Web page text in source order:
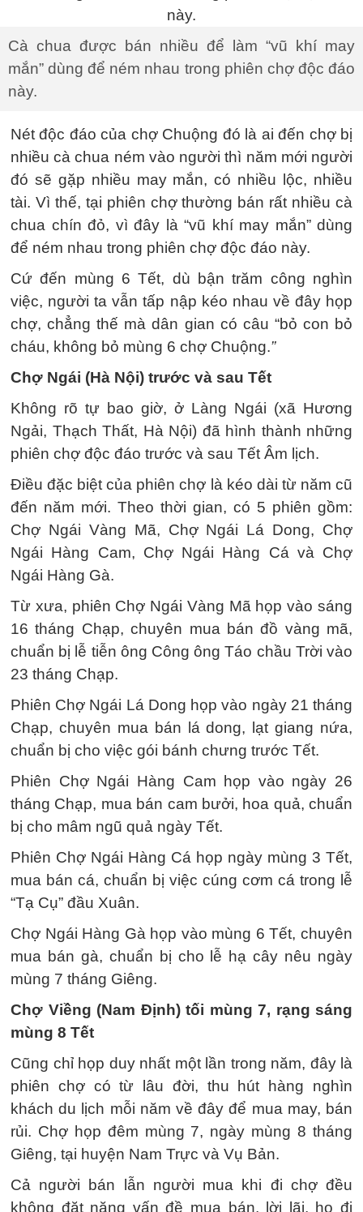
Cà chua được bán nhiều để làm “vũ khí may
mắn” dùng để ném nhau trong phiên chợ độc đáo
này.
Nét độc đáo của chợ Chuộng đó là ai đến chợ bị
nhiều cà chua ném vào người thì năm mới người
đó sẽ gặp nhiều may mắn, có nhiều lộc, nhiều
tài. Vì thế, tại phiên chợ thường bán rất nhiều cà
chua chín đỏ, vì đây là “vũ khí may mắn” dùng
để ném nhau trong phiên chợ độc đáo này.
Cứ đến mùng 6 Tết, dù bận trăm công nghìn
việc, người ta vẫn tấp nập kéo nhau về đây họp
chợ, chẳng thế mà dân gian có câu “bỏ con bỏ
cháu, không bỏ mùng 6 chợ Chuộng.”
Chợ Ngái (Hà Nội) trước và sau Tết
Không rõ tự bao giờ, ở Làng Ngái (xã Hương
Ngải, Thạch Thất, Hà Nội) đã hình thành những
phiên chợ độc đáo trước và sau Tết Âm lịch.
Điều đặc biệt của phiên chợ là kéo dài từ năm cũ
đến năm mới. Theo thời gian, có 5 phiên gồm:
Chợ Ngái Vàng Mã, Chợ Ngái Lá Dong, Chợ
Ngái Hàng Cam, Chợ Ngái Hàng Cá và Chợ
Ngái Hàng Gà.
Từ xưa, phiên Chợ Ngái Vàng Mã họp vào sáng
16 tháng Chạp, chuyên mua bán đồ vàng mã,
chuẩn bị lễ tiễn ông Công ông Táo chầu Trời vào
23 tháng Chạp.
Phiên Chợ Ngái Lá Dong họp vào ngày 21 tháng
Chạp, chuyên mua bán lá dong, lạt giang nứa,
chuẩn bị cho việc gói bánh chưng trước Tết.
Phiên Chợ Ngái Hàng Cam họp vào ngày 26
tháng Chạp, mua bán cam bưởi, hoa quả, chuẩn
bị cho mâm ngũ quả ngày Tết.
Phiên Chợ Ngái Hàng Cá họp ngày mùng 3 Tết,
mua bán cá, chuẩn bị việc cúng cơm cá trong lễ
“Tạ Cụ” đầu Xuân.
Chợ Ngái Hàng Gà họp vào mùng 6 Tết, chuyên
mua bán gà, chuẩn bị cho lễ hạ cây nêu ngày
mùng 7 tháng Giêng.
Chợ Viềng (Nam Định) tối mùng 7, rạng sáng
mùng 8 Tết
Cũng chỉ họp duy nhất một lần trong năm, đây là
phiên chợ có từ lâu đời, thu hút hàng nghìn
khách du lịch mỗi năm về đây để mua may, bán
rủi. Chợ họp đêm mùng 7, ngày mùng 8 tháng
Giêng, tại huyện Nam Trực và Vụ Bản.
Cả người bán lẫn người mua khi đi chợ đều
không đặt nặng vấn đề mua bán, lời lãi, họ đi